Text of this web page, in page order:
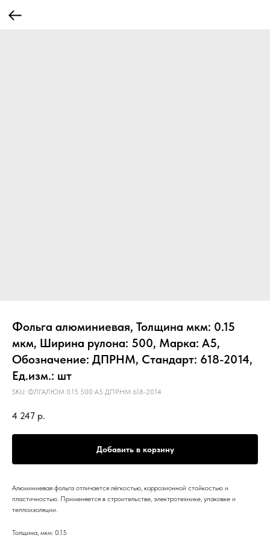
Фольга алюминиевая, Толщина мкм: 0.15
мкм, Ширина рулона: 500, Марка: А5,
Обозначение: ДПРНМ, Стандарт: 618-2014,
Ед.изм.: шт
SKU: ФЛГАЛЮМ 0.15 500 А5 ДПРНМ 618-2014
4 247 р.
Добавить в корзину
Алюминиевая фольга отличается лёгкостью, коррозионной стойкостью и
пластичностью. Применяется в строительстве, электротехнике, упаковке и
теплоизоляции.
Толщина, мкм: 0.15